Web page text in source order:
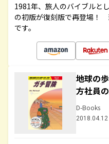
1981年、旅人のバイブルと
の初版が復刻版で再登場！
です。
地球の
方社員
D-Books
2018.04.12